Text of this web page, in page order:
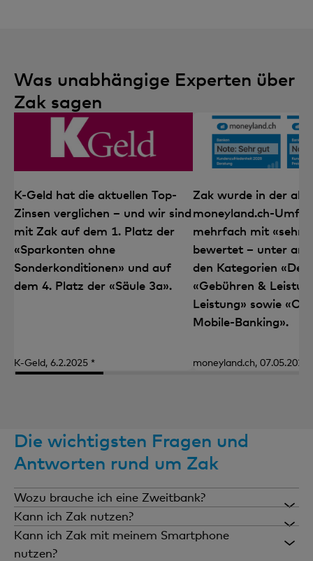
Was unabhängige Experten über
Zak sagen
K-Geld hat die aktuellen Top-
Zinsen verglichen – und wir sind
mit Zak auf dem 1. Platz der
«Sparkonten ohne
Sonderkonditionen» und auf
dem 4. Platz der «Säule 3a».
K-Geld, 6.2.2025 *
Zak wurde in der
moneyland.ch-
mehrfach mit «sehr
bewertet – unter
den Kategorien
«Gebühren &
Leistung» sowie
Mobile-Banking».
moneyland.ch, 07.05.2026
Die wichtigsten Fragen und
Antworten rund um Zak
Wozu brauche ich eine Zweitbank?
Eine Zweitbank kann vieles sein, bringt dir mit Zak
aber nur Vorteile: Ob als separates Lohnkonto, fürs
Reisen oder für den Ausgang, als zusätzliche
Kann ich Zak nutzen?
Ja, wenn duin der Schweiz deinen effektiven
Wohnsitz
Kann ich Zak mit meinem Smartphone
nutzen?